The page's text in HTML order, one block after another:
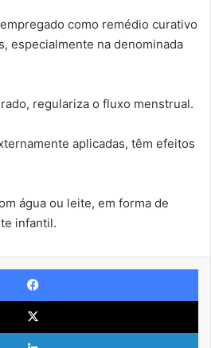
como remédio curativo
especialmente na denominada
regulariza o fluxo menstrual.
aplicadas, têm efeitos
água ou leite, em forma de
infantil.